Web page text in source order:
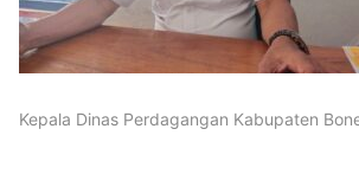
Kepala Dinas Perdagangan Kabupaten